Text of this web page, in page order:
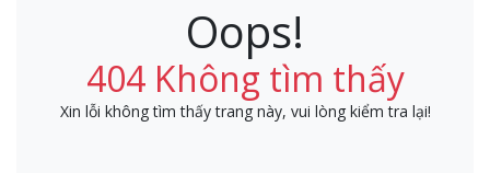
Oops!
404 Không tìm thấy
Xin lỗi không tìm thấy trang này, vui lòng kiểm tra lại!